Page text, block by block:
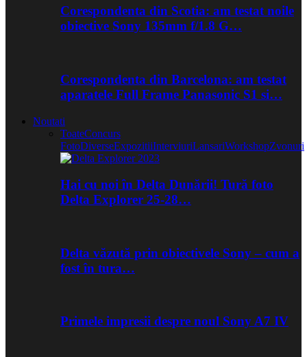
Corespondenta din Scotia: am testat noile
obiective Sony 135mm f/1.8 G…
Corespondenta din Barcelona: am testat
aparatele Full Frame Panasonic S1 si…
Noutati
ToateConcurs
FotoDiverseExpozitiiInterviuriLansariWorkshopZvonuri
Hai cu noi în Delta Dunării! Tură foto
Delta Explorer 25-28…
Delta văzută prin obiectivele Sony – cum a
fost în tura…
Primele impresii despre noul Sony A7 IV